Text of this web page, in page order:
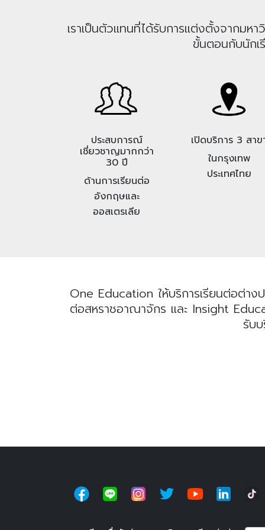
เราเป็นตัวแทนที่ได้รับการแต่งตั้งจากมห
ขั้นตอนกับนักเ
ประสบการณ์
เชี่ยวชาญมากกว่า
30 ปี
ด้านการเรียนต่อ
อังกฤษและ
ออสเตรเลีย
เปิดบริการ 3 สาข
ในกรุงเทพ
ประเทศไทย
One Education ให้บริการเรียนต่อต่า
ต่อสหราชอาณาจักร และ Insight
รับ